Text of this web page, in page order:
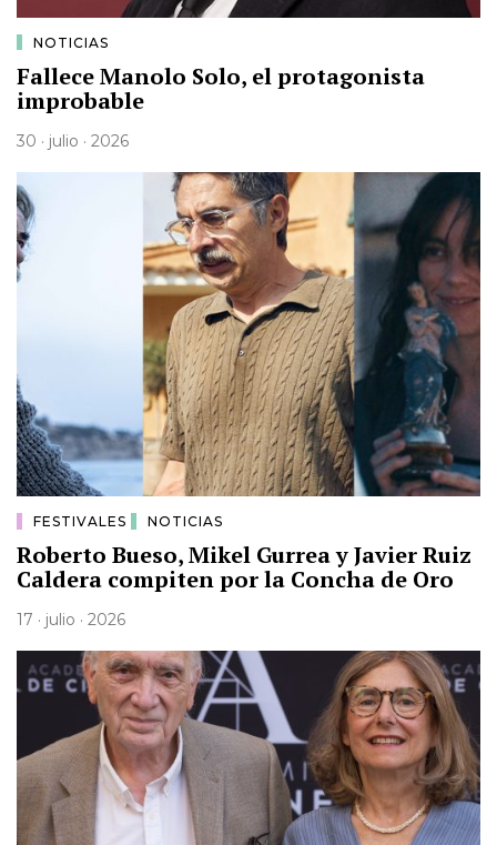
NOTICIAS
Fallece Manolo Solo, el protagonista
improbable
30 · julio · 2026
FESTIVALES NOTICIAS
Roberto Bueso, Mikel Gurrea y Javier Ruiz
Caldera compiten por la Concha de Oro
17 · julio · 2026